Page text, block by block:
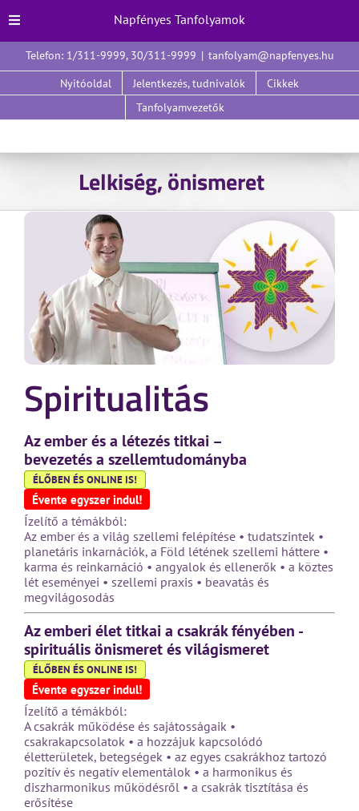
KihagyásTelefon: 1/311-9999, 30/311-9999 | tanfolyam@napfenyes.hu
Nyitóoldal
Jelentkezés, tudnivalók
Cikkek
Tanfolyamvezetők
Lelkiség, önismeret
Spiritualitás
Az ember és a létezés titkai –
bevezetés a szellemtudományba
ÉLŐBEN ÉS ONLINE IS!
Évente egyszer indul!
Ízelítő a témákból:
Az ember és a világ szellemi felépítése • tudatszintek •
planetáris inkarnációk, a Föld létének szellemi háttere •
karma és reinkarnáció • angyalok és ellenerők • a köztes
lét eseményei • szellemi praxis • beavatás és
megvilágosodás
Az emberi élet titkai a csakrák fényében -
spirituális önismeret és világismeret
ÉLŐBEN ÉS ONLINE IS!
Évente egyszer indul!
Ízelítő a témákból:
A csakrák működése és sajátosságaik •
csakrakapcsolatok • a hozzájuk kapcsolódó
életterületek, betegségek • az egyes csakrákhoz tartozó
pozitív és negatív elementálok • a harmonikus és
diszharmonikus működésről • a csakrák tisztítása és
erősítése
Napfényes Tanfolyamok